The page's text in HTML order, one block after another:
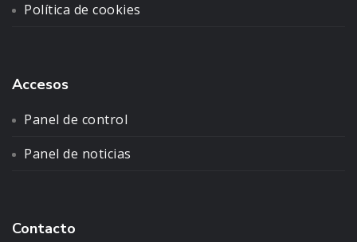
Política de cookies
Accesos
Panel de control
Panel de noticias
Contacto